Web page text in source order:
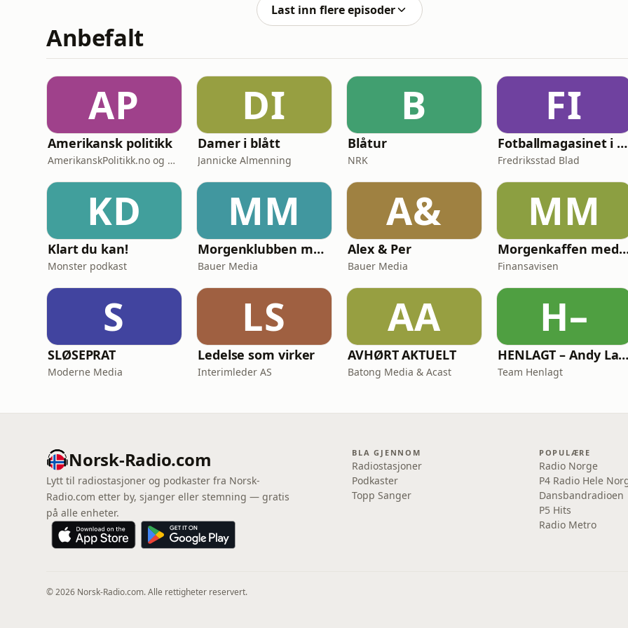
Last inn flere episoder
Anbefalt
AP
Amerikansk politikk
AmerikanskPolitikk.no og Moderne Media
DI
Damer i blått
Jannicke Almenning
B
Blåtur
NRK
FI
Fotballmagasinet i Fredrikstad
Fredriksstad Blad
KD
Klart du kan!
Monster podkast
MM
Morgenklubben med Loven & Co
Bauer Media
A&
Alex & Per
Bauer Media
MM
Morgenkaffen med
Finansavisen
S
SLØSEPRAT
Moderne Media
LS
Ledelse som virker
Interimleder AS
AA
AVHØRT AKTUELT
Batong Media & Acast
H–
HENLAGT –
Team Henlagt
Norsk-Radio.com
Lytt til radiostasjoner og podkaster fra Norsk-
Radio.com etter by, sjanger eller stemning — gratis
på alle enheter.
BLA GJENNOM
Radiostasjoner
Podkaster
Topp Sanger
POPULÆRE
Radio Norge
P4 Radio Hele
Dansbandradioen
P5 Hits
Radio Metro
© 2026 Norsk-Radio.com. Alle rettigheter reservert.